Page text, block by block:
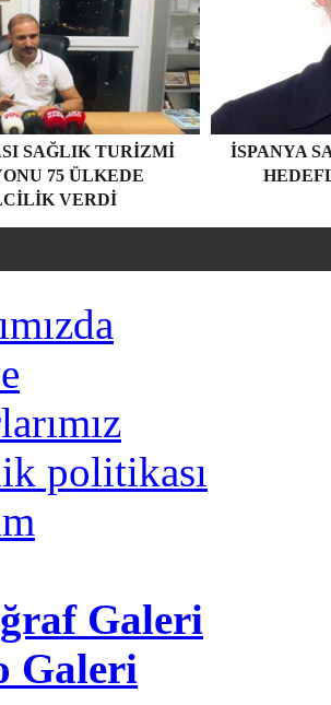
SAĞLIK TURIZMI
75 ÜLKEDE
VERDI
İSPANYA
politikası
Galeri
Galeri